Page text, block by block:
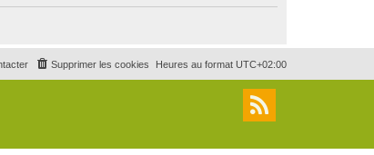
Heures au format UTC+02:00
Supprimer les cookies